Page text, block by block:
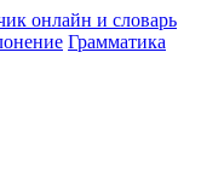
Грамматика